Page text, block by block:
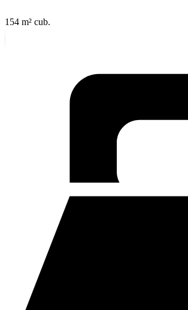
154 m² cub.